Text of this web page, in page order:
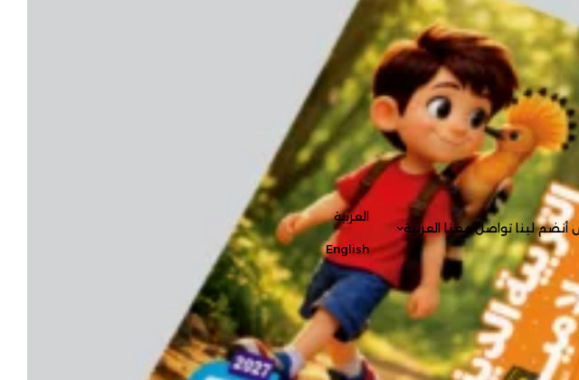
أنضم لينا تواصل معنا العربية
العربية
English